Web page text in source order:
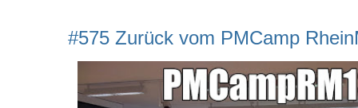
#575 Zurück vom PMCamp